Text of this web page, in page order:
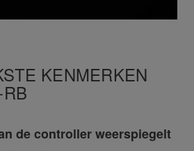
KENMERKEN
de controller weerspiegelt